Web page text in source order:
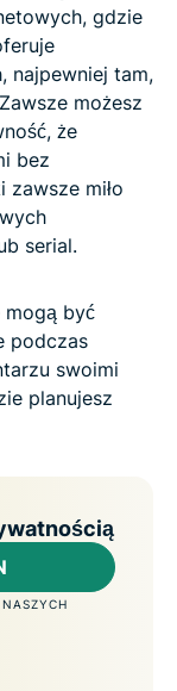
gdzie
najpewniej tam,
możesz
że
bez
miło
serial.
mogą być
podczas
swoimi
planujesz